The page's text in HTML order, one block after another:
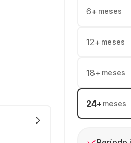
6+ meses
12+ meses
18+ meses
24+ meses